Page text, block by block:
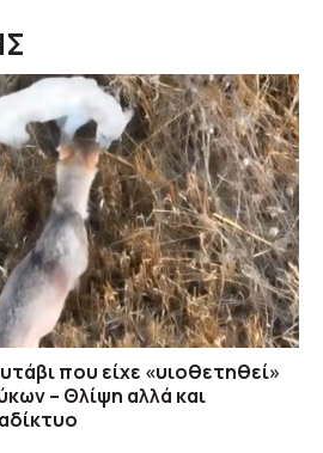
που είχε «υιοθετηθεί»
– Θλίψη αλλά και